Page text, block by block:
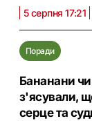
5 серпня 17:21
Поради
Бананани
з'ясували,
серце та